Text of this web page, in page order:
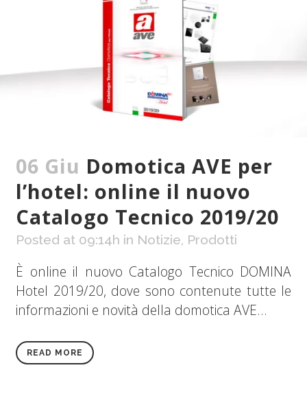
06 Giu Domotica AVE per
l’hotel: online il nuovo
Catalogo Tecnico 2019/20
Posted at 09:14h in Notizie, Prodotti
È online il nuovo Catalogo Tecnico DOMINA
Hotel 2019/20, dove sono contenute tutte le
informazioni e novità della domotica AVE...
READ MORE